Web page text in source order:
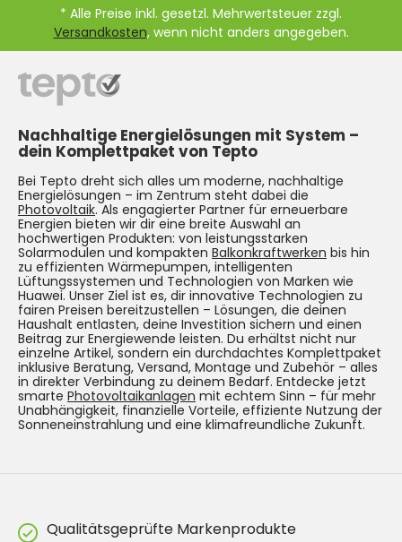
* Alle Preise inkl. gesetzl. Mehrwertsteuer zzgl.
Versandkosten, wenn nicht anders angegeben.
Nachhaltige Energielösungen mit System –
dein Komplettpaket von Tepto
Bei Tepto dreht sich alles um moderne, nachhaltige
Energielösungen – im Zentrum steht dabei die
Photovoltaik. Als engagierter Partner für erneuerbare
Energien bieten wir dir eine breite Auswahl an
hochwertigen Produkten: von leistungsstarken
Solarmodulen und kompakten Balkonkraftwerken bis hin
zu effizienten Wärmepumpen, intelligenten
Lüftungssystemen und Technologien von Marken wie
Huawei. Unser Ziel ist es, dir innovative Technologien zu
fairen Preisen bereitzustellen – Lösungen, die deinen
Haushalt entlasten, deine Investition sichern und einen
Beitrag zur Energiewende leisten. Du erhältst nicht nur
einzelne Artikel, sondern ein durchdachtes Komplettpaket
inklusive Beratung, Versand, Montage und Zubehör – alles
in direkter Verbindung zu deinem Bedarf. Entdecke jetzt
smarte Photovoltaikanlagen mit echtem Sinn – für mehr
Unabhängigkeit, finanzielle Vorteile, effiziente Nutzung der
Sonneneinstrahlung und eine klimafreundliche Zukunft.
Qualitätsgeprüfte Markenprodukte